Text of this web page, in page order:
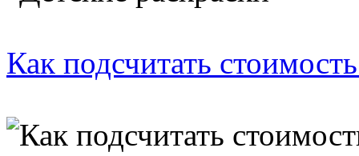
Как подсчитать